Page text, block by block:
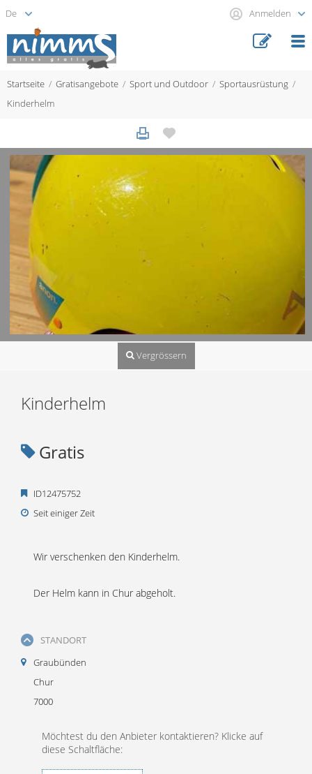
Anmelden
Startseite Gratisangebote Sport und Outdoor
Sportausrüstung
Kinderhelm
Vergrössern
Kinderhelm
Gratis
ID12475752
Seit einiger Zeit
Wir verschenken den Kinderhelm.
Der Helm kann in Chur abgeholt.
STANDORT
Graubünden
Chur
7000
Möchtest du den Anbieter kontaktieren? Klicke auf
diese Schaltfläche: